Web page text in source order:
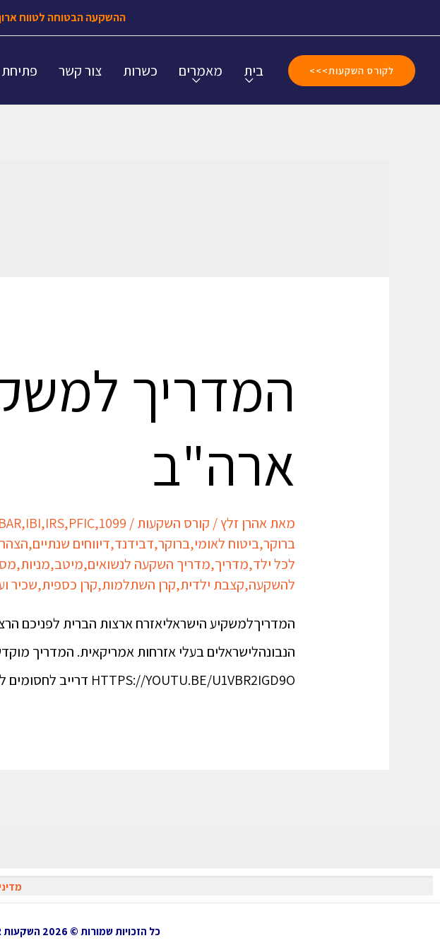
ההשקעה הבטוחה לטווח
לקורס השקעות>>> בית מאמרים כשרות צור קשר
המדריך
ארה"ב
מאתאהרן זלץ / קורס השקעות/
1099
,
,IBI,IRS,PFIC
ברוקר,ביטוח לאומי,ברוקר,דבידנד,דיווחים שנתיים,
לכל ילד,מדריך,מדריך השקעה לנשואים,מיטב,מניות,מס
להשקעה,קצבת ילדית,קרן השתלמות,קרן כספית,שכיר
המדריךלמשקיע הישראליאזרח ארצות הברית לפניכם
הנבונהלישראלים בעלי אזרחות אמריקאית. המדריך
HTTPS://YOUTU.BE/U1VBR2IGD9O דרייב לחסומים לקבלת עדכון אודות מאמר חדש באתר>>> לחץ/י כאן
כל הזכויות שמורות © 2026 השקעות Rהון